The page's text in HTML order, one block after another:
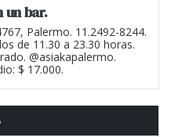
un bar.
Palermo. 11.2492-8244.
de 11.30 a 23.30 horas.
@asiakapalermo.
$ 17.000.